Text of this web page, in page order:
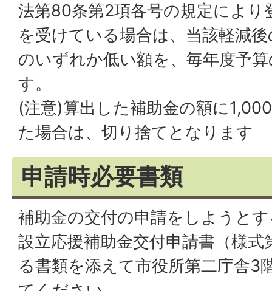
法第80条第2項各号の規定により
を受けている場合は、当該軽減
のいずれか低い額を、毎年度予
す。
(注意)算出した補助金の額に
た場合は、切り捨てとなります
申請時必要書類
補助金の交付の申請をしようと
設立応援補助金交付申請書（様式
る書類を添えて市役所第二庁舎3